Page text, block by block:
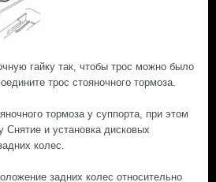
гайку так, чтобы трос можно было
трос стояночного тормоза.
тормоза у суппорта, при этом
Снятие и установка дисковых
колес.
задних колес относительно